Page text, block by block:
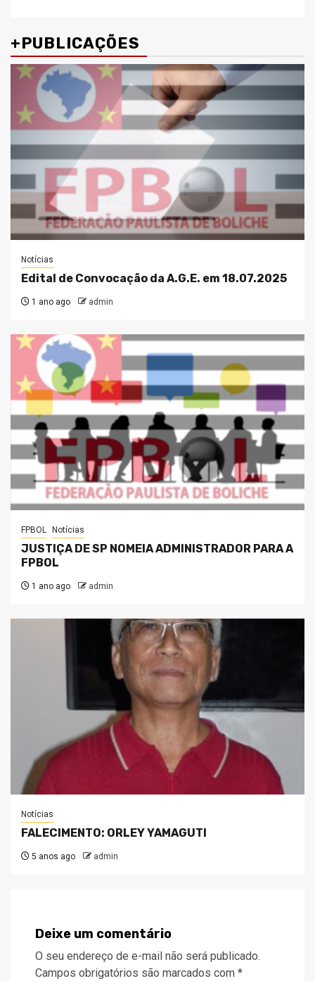
+PUBLICAÇÕES
Notícias
Edital de Convocação da A.G.E. em 18.07.2025
1 ano ago admin
FPBOL Notícias
JUSTIÇA DE SP NOMEIA ADMINISTRADOR PARA A
FPBOL
1 ano ago admin
Notícias
FALECIMENTO: ORLEY YAMAGUTI
5 anos ago admin
Deixe um comentário
O seu endereço de e-mail não será publicado.
Campos obrigatórios são marcados com *